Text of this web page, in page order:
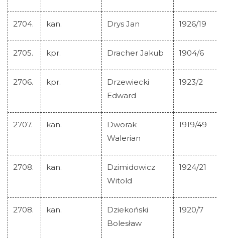
2704. kan. Drys Jan 1926/19
2705. kpr. Dracher Jakub 1904/6
2706. kpr.
Drzewiecki
Edward
1923/2
2707. kan.
Dworak
Walerian
1919/49
2708. kan.
Dzimidowicz
Witold
1924/21
2708. kan.
Dziekoński
Bolesław
1920/7